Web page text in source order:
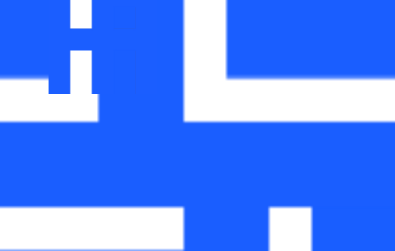
UNSERE
ROBUSTEN
LABYRINTH
IHRER
PROZESSE